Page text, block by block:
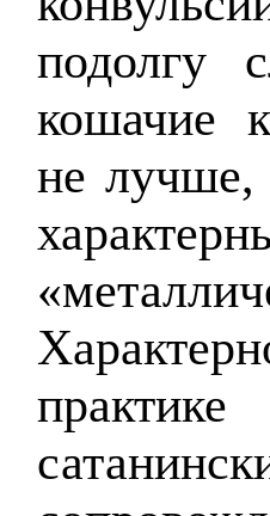
подолгу
кошачие
не лучше,